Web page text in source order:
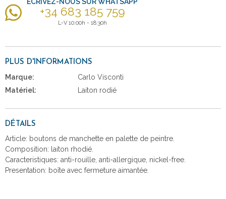
+34 683 185 759
L-V 10:00h - 18:30h
PLUS D'INFORMATIONS
Marque:
Carlo Visconti
Matériel:
Laiton rodié
DÉTAILS
Article: boutons de manchette en palette de peintre.
Composition: laiton rhodié.
Caracteristiques: anti-rouille, anti-allergique, nickel-free.
Presentation: boîte avec fermeture aimantée.